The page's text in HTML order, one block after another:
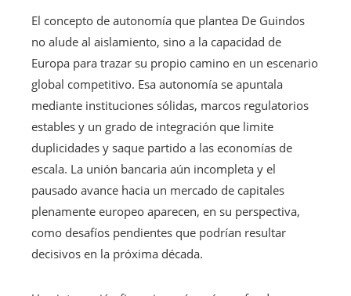
El concepto de autonomía que plantea De Guindos
no alude al aislamiento, sino a la capacidad de
Europa para trazar su propio camino en un escenario
global competitivo. Esa autonomía se apuntala
mediante instituciones sólidas, marcos regulatorios
estables y un grado de integración que limite
duplicidades y saque partido a las economías de
escala. La unión bancaria aún incompleta y el
pausado avance hacia un mercado de capitales
plenamente europeo aparecen, en su perspectiva,
como desafíos pendientes que podrían resultar
decisivos en la próxima década.